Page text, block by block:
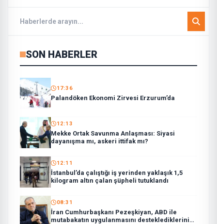
SON HABERLER
17:36
Palandöken Ekonomi Zirvesi Erzurum’da
12:13
Mekke Ortak Savunma Anlaşması: Siyasi
dayanışma mı, askeri ittifak mı?
12:11
İstanbul’da çalıştığı iş yerinden yaklaşık 1,5
kilogram altın çalan şüpheli tutuklandı
08:31
İran Cumhurbaşkanı Pezeşkiyan, ABD ile
mutabakatın uygulanmasını desteklediklerini